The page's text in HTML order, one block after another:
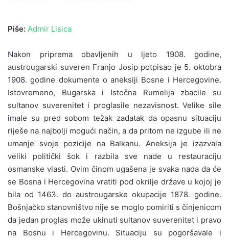
Piše: Admir Lisica
Nakon priprema obavljenih u ljeto 1908. godine,
austrougarski suveren Franjo Josip potpisao je 5. oktobra
1908. godine dokumente o aneksiji Bosne i Hercegovine.
Istovremeno, Bugarska i Istočna Rumelija zbacile su
sultanov suverenitet i proglasile nezavisnost. Velike sile
imale su pred sobom težak zadatak da opasnu situaciju
riješe na najbolji mogući način, a da pritom ne izgube ili ne
umanje svoje pozicije na Balkanu. Aneksija je izazvala
veliki politički šok i razbila sve nade u restauraciju
osmanske vlasti. Ovim činom ugašena je svaka nada da će
se Bosna i Hercegovina vratiti pod okrilje države u kojoj je
bila od 1463. do austrougarske okupacije 1878. godine.
Bošnjačko stanovništvo nije se moglo pomiriti s činjenicom
da jedan proglas može ukinuti sultanov suverenitet i pravo
na Bosnu i Hercegovinu. Situaciju su pogoršavale i